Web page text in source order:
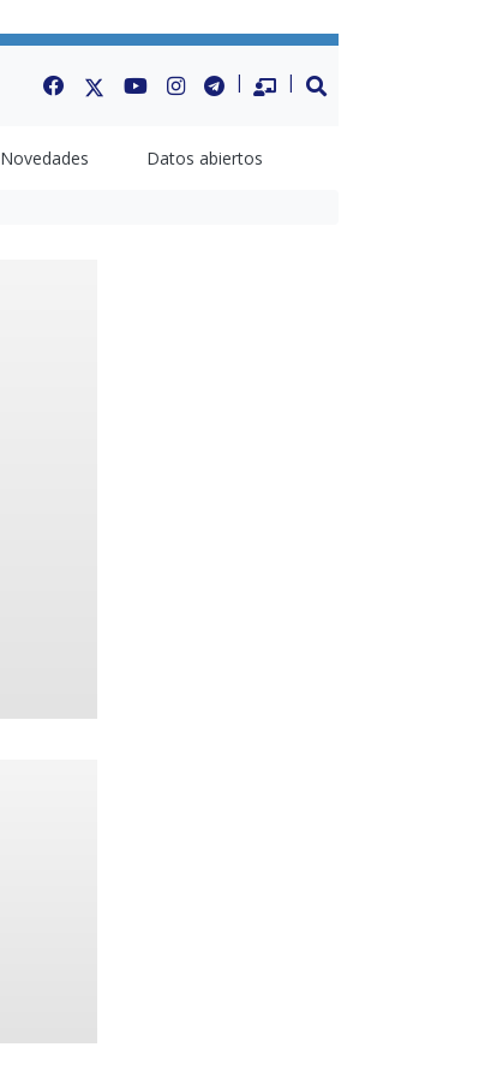
FacebookTwitterYoutubeInstagram
TelegramDatos Abiertos
Novedades Datos abiertos